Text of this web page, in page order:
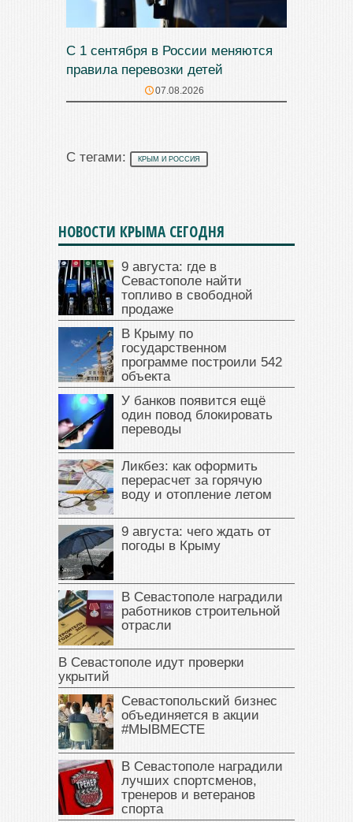
С 1 сентября в России меняются
правила перевозки детей
07.08.2026
С тегами: КРЫМ И РОССИЯ
НОВОСТИ КРЫМА СЕГОДНЯ
9 августа: где в
Севастополе найти
топливо в свободной
продаже
В Крыму по
государственном
программе построили 542
объекта
У банков появится ещё
один повод блокировать
переводы
Ликбез: как оформить
перерасчет за горячую
воду и отопление летом
9 августа: чего ждать от
погоды в Крыму
В Севастополе наградили
работников строительной
отрасли
В Севастополе идут проверки
укрытий
Севастопольский бизнес
объединяется в акции
#МЫВМЕСТЕ
В Севастополе наградили
лучших спортсменов,
тренеров и ветеранов
спорта